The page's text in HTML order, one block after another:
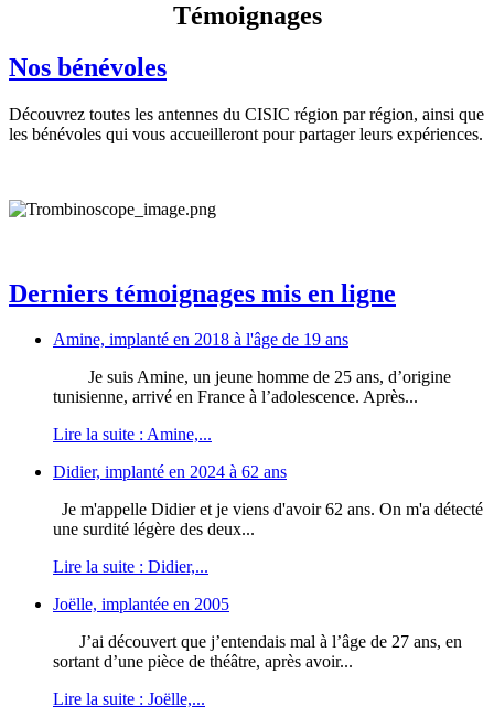
Témoignages
Nos bénévoles
Découvrez toutes les antennes du CISIC région par région, ainsi que
les bénévoles qui vous accueilleront pour partager leurs expériences.
Derniers témoignages mis en ligne
Amine, implanté en 2018 à l'âge de 19 ans
Je suis Amine, un jeune homme de 25 ans, d’origine
tunisienne, arrivé en France à l’adolescence. Après...
Lire la suite : Amine,...
Didier, implanté en 2024 à 62 ans
Je m'appelle Didier et je viens d'avoir 62 ans. On m'a détecté
une surdité légère des deux...
Lire la suite : Didier,...
Joëlle, implantée en 2005
J’ai découvert que j’entendais mal à l’âge de 27 ans, en
sortant d’une pièce de théâtre, après avoir...
Lire la suite : Joëlle,...